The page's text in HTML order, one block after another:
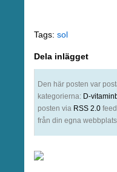
Tags: sol
Dela inlägget
Den här posten var
kategorierna: D-
posten via RSS 2.0
från din egna webbplats.